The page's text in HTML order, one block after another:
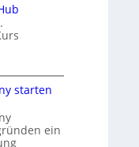
starten
ein